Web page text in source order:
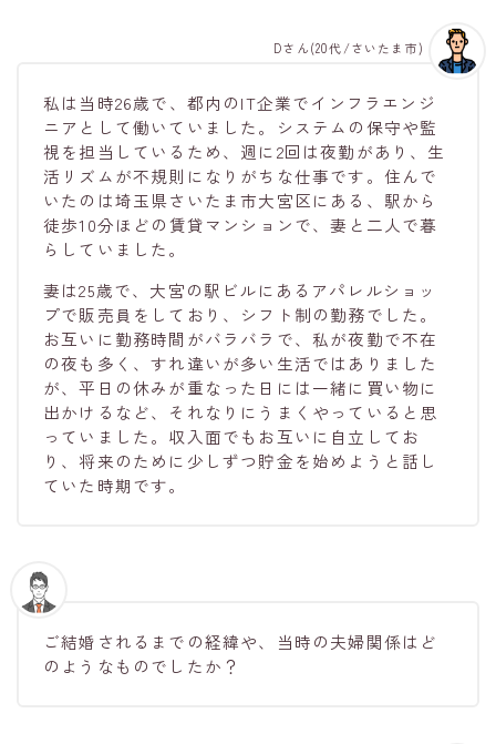
私は当時26歳で、都内のIT企業でインフラエンジ
ニアとして働いていました。システムの保守や監
視を担当しているため、週に2回は夜勤があり、生
活リズムが不規則になりがちな仕事です。住んで
いたのは埼玉県さいたま市大宮区にある、駅から
徒歩10分ほどの賃貸マンションで、妻と二人で暮
らしていました。
妻は25歳で、大宮の駅ビルにあるアパレルショッ
プで販売員をしており、シフト制の勤務でした。
お互いに勤務時間がバラバラで、私が夜勤で不在
の夜も多く、すれ違いが多い生活ではありました
が、平日の休みが重なった日には一緒に買い物に
出かけるなど、それなりにうまくやっていると思
っていました。収入面でもお互いに自立してお
り、将来のために少しずつ貯金を始めようと話し
ていた時期です。
Dさん(20代/さいたま市)
ご結婚されるまでの経緯や、当時の夫婦関係はど
のようなものでしたか？